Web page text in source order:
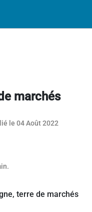
marchés
le 04 Août 2022